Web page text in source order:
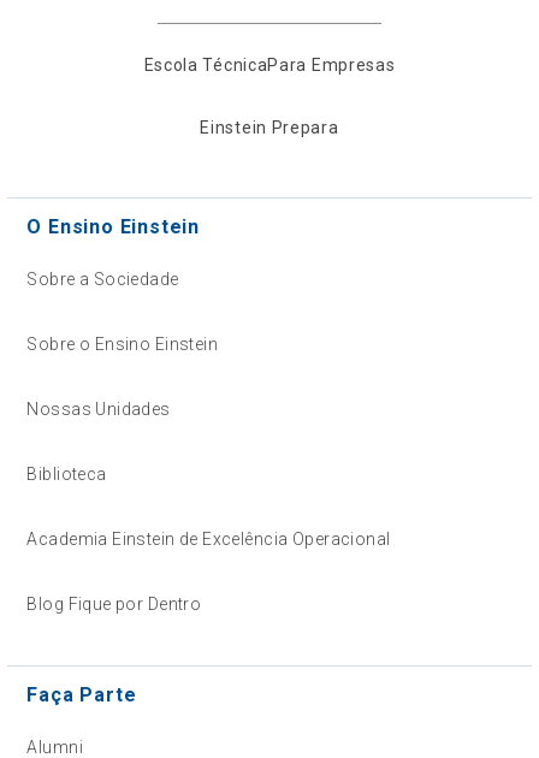
Escola TécnicaPara Empresas
Einstein Prepara
O Ensino Einstein
Sobre a Sociedade
Sobre o Ensino Einstein
Nossas Unidades
Biblioteca
Academia Einstein de Excelência Operacional
Blog Fique por Dentro
Faça Parte
Alumni